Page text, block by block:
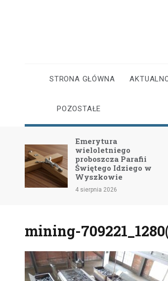
STRONA GŁÓWNA
POZOSTAŁE
Emerytura
wieloletniego
proboszcza Parafii
Świętego Idziego w
Wyszkowie
4 sierpnia 2026
mining-